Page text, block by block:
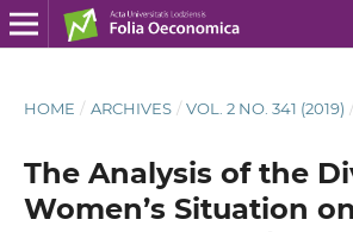
HOME / ARCHIVES / VOL. 2 NO. 341 (2019) /
The Analysis of the
Women’s Situation